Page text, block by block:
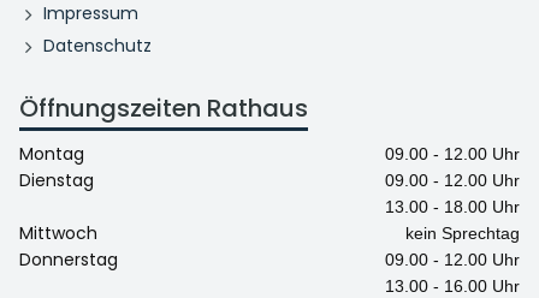
Impressum
Datenschutz
Öffnungszeiten Rathaus
Montag 09.00 - 12.00 Uhr
Dienstag
09.00 - 12.00 Uhr
13.00 - 18.00 Uhr
Mittwoch kein Sprechtag
Donnerstag
09.00 - 12.00 Uhr
13.00 - 16.00 Uhr